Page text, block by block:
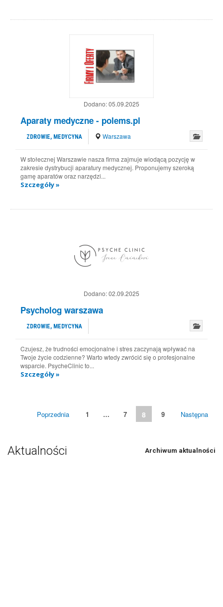
Dodano:05.09.2025
Aparaty medyczne - polems.pl
ZDROWIE, MEDYCYNA Warszawa
W stołecznej Warszawie nasza firma zajmuje wiodącą pozycję w
zakresie dystrybucji aparatury medycznej. Proponujemy szeroką
gamę aparatów oraz narzędzi...
Szczegóły »
Dodano:02.09.2025
Psycholog warszawa
ZDROWIE, MEDYCYNA
Czujesz, że trudności emocjonalne i stres zaczynają wpływać na
Twoje życie codzienne? Warto wtedy zwrócić się o profesjonalne
wsparcie. PsycheClinic to...
Szczegóły »
Poprzednia 1 … 7 8 9 Następna
Aktualności Archiwum aktualności